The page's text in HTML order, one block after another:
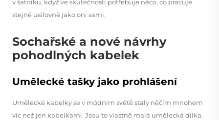
v šatníku, když ve skutečnosti potřebuje něco, co pracuje
stejně usilovně jako oni sami.
Sochařské a nové návrhy
pohodlných kabelek
Umělecké tašky jako prohlášení
Umělecké kabelky se v módním světě staly něčím mnohem
víc než jen kabelkami. Jsou to vlastně malá umělecká dílka,